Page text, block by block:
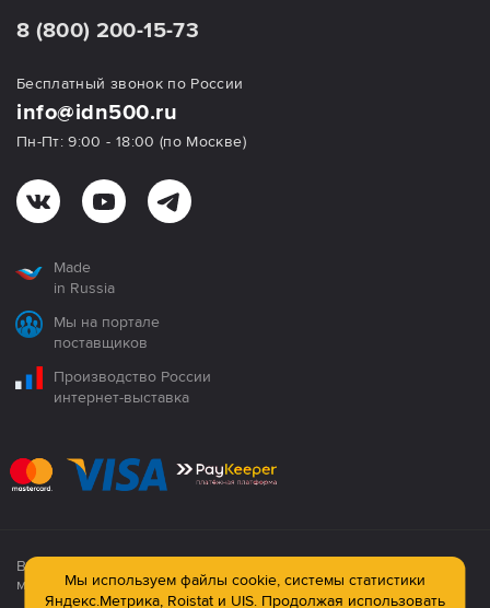
8 (800) 200-15-73
Бесплатный звонок по России
info@idn500.ru
Пн-Пт: 9:00 - 18:00 (по Москве)
Made
in Russia
Мы на портале
поставщиков
Производство России
интернет-выставка
Все продукция сертифицирована. Использование
материалов сайта строго запрещено!
Мы используем файлы cookie, системы статистики
Яндекс.Метрика, Roistat и UIS. Продолжая использовать